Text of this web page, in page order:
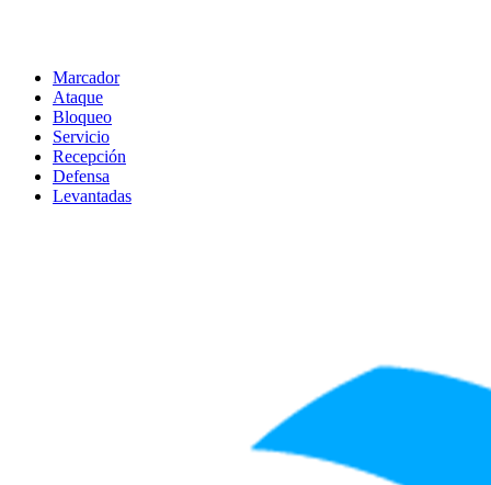
Marcador
Ataque
Bloqueo
Servicio
Recepción
Defensa
Levantadas